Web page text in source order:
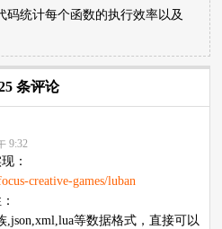
码统计每个函数的执行效率以及
条评论
9:32
：
creative-games/luban
,json,xml,lua等数据格式，直接可以